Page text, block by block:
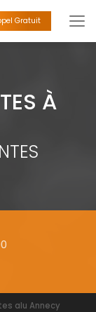
Gratuit
À
alu Annecy